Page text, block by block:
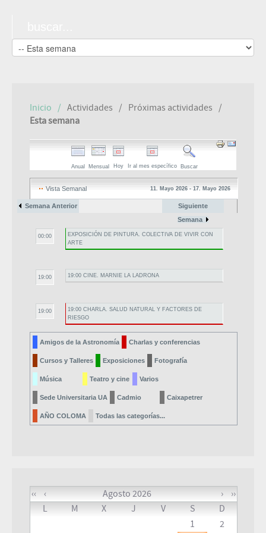
Inicio Actividades
Próximas actividades
Esta semana
Anual Mensual Hoy Ir al mes específico Buscar
Vista Semanal 11. Mayo 2026 - 17. Mayo 2026
Semana Anterior
Siguiente
Semana
00:00
EXPOSICIÓN DE PINTURA. COLECTIVA DE VIVIR CON
ARTE
19:00 19:00 CINE. MARNIE LA LADRONA
19:00
19:00 CHARLA. SALUD NATURAL Y FACTORES DE
RIESGO
Amigos de la Astronomía Charlas y conferencias
Cursos y Talleres Exposiciones Fotografía
Música Teatro y cine Varios
Sede Universitaria UA Cadmio Caixapetrer
AÑO COLOMA Todas las categorías...
‹‹ ‹ Agosto 2026 ››
›
L
M X J V S
D
1
2